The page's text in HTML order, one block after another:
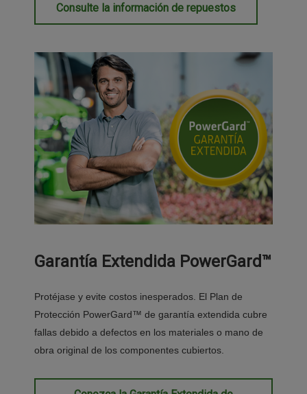
Consulte la información de repuestos
Garantía Extendida PowerGard™
Protéjase y evite costos inesperados. El Plan de
Protección PowerGard™ de garantía extendida cubre
fallas debido a defectos en los materiales o mano de
obra original de los componentes cubiertos.